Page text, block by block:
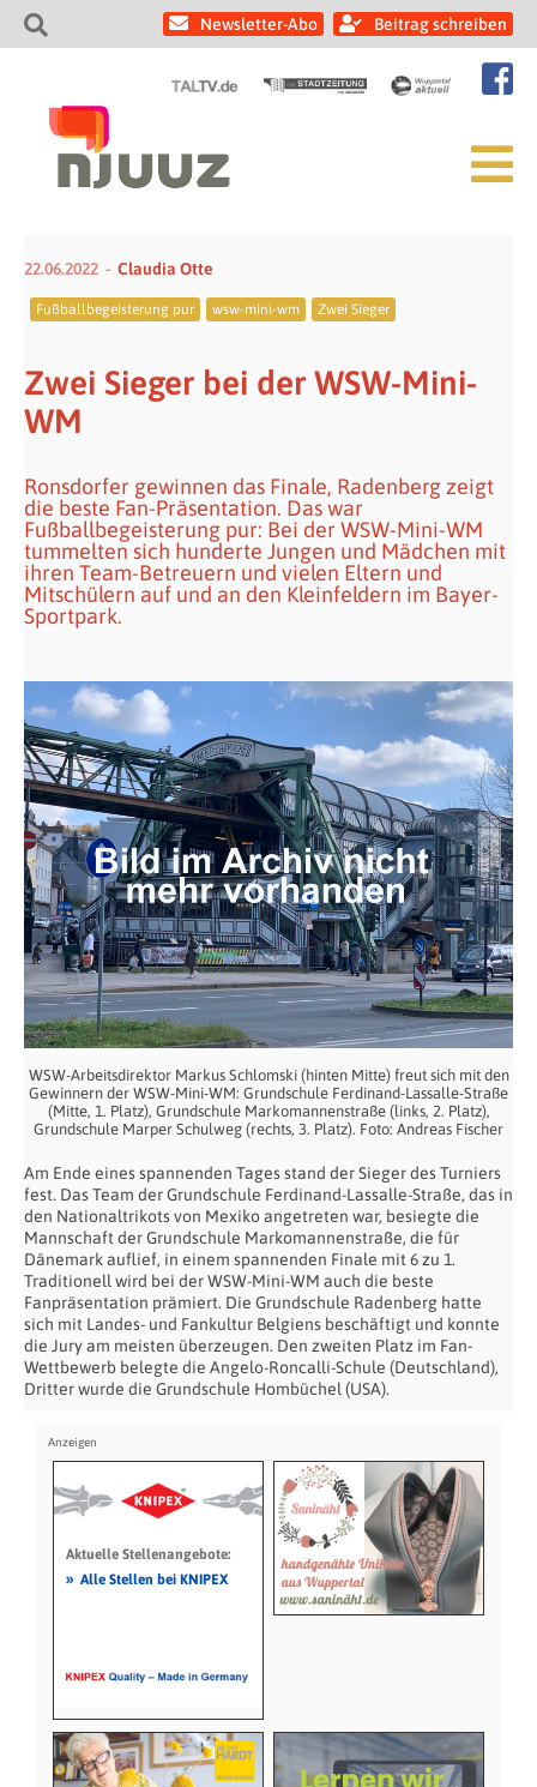
Newsletter-Abo Beitrag schreiben
22.06.2022 Claudia Otte
Fußballbegeisterung pur wsw-mini-wm Zwei Sieger
Zwei Sieger bei der WSW-Mini-
WM
Ronsdorfer gewinnen das Finale, Radenberg zeigt
die beste Fan-Präsentation. Das war
Fußballbegeisterung pur: Bei der WSW-Mini-WM
tummelten sich hunderte Jungen und Mädchen mit
ihren Team-Betreuern und vielen Eltern und
Mitschülern auf und an den Kleinfeldern im Bayer-
Sportpark.
WSW-Arbeitsdirektor Markus Schlomski (hinten Mitte) freut sich mit den
Gewinnern der WSW-Mini-WM: Grundschule Ferdinand-Lassalle-Straße
(Mitte, 1. Platz), Grundschule Markomannenstraße (links, 2. Platz),
Grundschule Marper Schulweg (rechts, 3. Platz). Foto: Andreas Fischer
Am Ende eines spannenden Tages stand der Sieger des Turniers
fest. Das Team der Grundschule Ferdinand-Lassalle-Straße, das in
den Nationaltrikots von Mexiko angetreten war, besiegte die
Mannschaft der Grundschule Markomannenstraße, die für
Dänemark auflief, in einem spannenden Finale mit 6 zu 1.
Traditionell wird bei der WSW-Mini-WM auch die beste
Fanpräsentation prämiert. Die Grundschule Radenberg hatte
sich mit Landes- und Fankultur Belgiens beschäftigt und konnte
die Jury am meisten überzeugen. Den zweiten Platz im Fan-
Wettbewerb belegte die Angelo-Roncalli-Schule (Deutschland),
Dritter wurde die Grundschule Hombüchel (USA).
Aktuelle Stellenangebote:
» Alle Stellen bei KNIPEX